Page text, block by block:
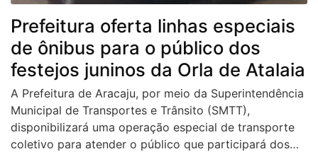
Prefeitura oferta linhas especiais
de ônibus para o público dos
festejos juninos da Orla de Atalaia
A Prefeitura de Aracaju, por meio da Superintendência
Municipal de Transportes e Trânsito (SMTT),
disponibilizará uma operação especial de transporte
coletivo para atender o público que participará dos…